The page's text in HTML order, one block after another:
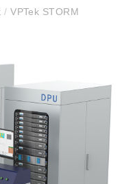
/ VPTek STORM